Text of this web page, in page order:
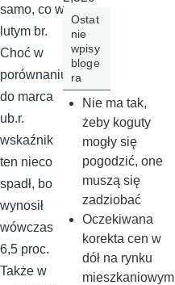
samo, co w
lutym br.
Choć w
porównaniu
do marca
ub.r.
wskaźnik
ten nieco
spadł, bo
wynosił
wówczas
6,5 proc.
Także w
Ostat
nie
wpisy
bloge
ra
Nie ma tak,
żeby koguty
mogły się
pogodzić, one
muszą się
zadziobać
Oczekiwana
korekta cen w
dół na rynku
mieszkaniowym